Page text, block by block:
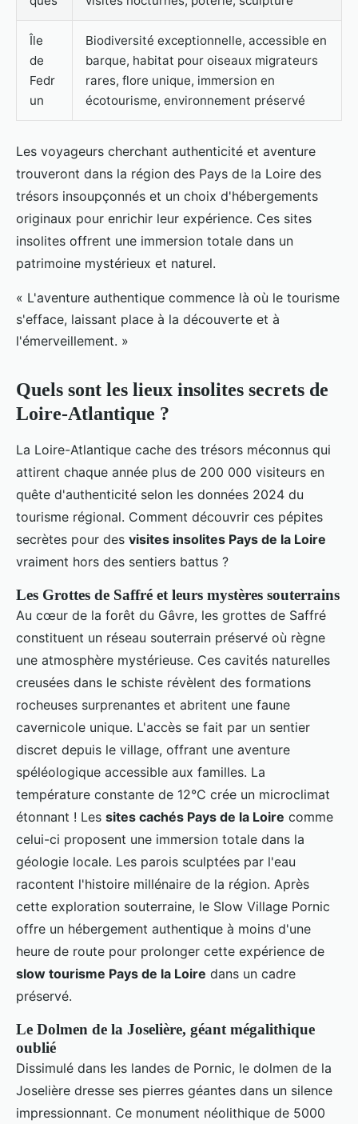
Île
de
Fedr
un
Biodiversité exceptionnelle, accessible en
barque, habitat pour oiseaux migrateurs
rares, flore unique, immersion en
écotourisme, environnement préservé
Les voyageurs cherchant authenticité et aventure
trouveront dans la région des Pays de la Loire des
trésors insoupçonnés et un choix d'hébergements
originaux pour enrichir leur expérience. Ces sites
insolites offrent une immersion totale dans un
patrimoine mystérieux et naturel.
« L'aventure authentique commence là où le tourisme
s'efface, laissant place à la découverte et à
l'émerveillement. »
Quels sont les lieux insolites secrets de
Loire-Atlantique ?
La Loire-Atlantique cache des trésors méconnus qui
attirent chaque année plus de 200 000 visiteurs en
quête d'authenticité selon les données 2024 du
tourisme régional. Comment découvrir ces pépites
secrètes pour des visites insolites Pays de la Loire
vraiment hors des sentiers battus ?
Les Grottes de Saffré et leurs mystères souterrains
Au cœur de la forêt du Gâvre, les grottes de Saffré
constituent un réseau souterrain préservé où règne
une atmosphère mystérieuse. Ces cavités naturelles
creusées dans le schiste révèlent des formations
rocheuses surprenantes et abritent une faune
cavernicole unique. L'accès se fait par un sentier
discret depuis le village, offrant une aventure
spéléologique accessible aux familles. La
température constante de 12°C crée un microclimat
étonnant ! Les sites cachés Pays de la Loire comme
celui-ci proposent une immersion totale dans la
géologie locale. Les parois sculptées par l'eau
racontent l'histoire millénaire de la région. Après
cette exploration souterraine, le Slow Village Pornic
offre un hébergement authentique à moins d'une
heure de route pour prolonger cette expérience de
slow tourisme Pays de la Loire dans un cadre
préservé.
Le Dolmen de la Joselière, géant mégalithique
oublié
Dissimulé dans les landes de Pornic, le dolmen de la
Joselière dresse ses pierres géantes dans un silence
impressionnant. Ce monument néolithique de 5000